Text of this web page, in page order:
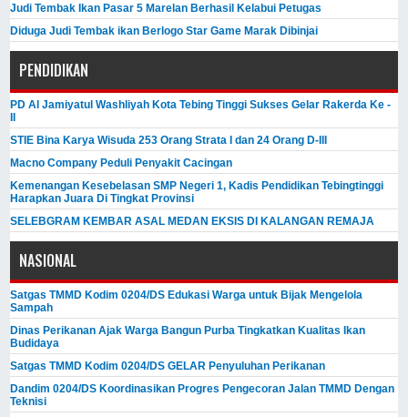
Judi Tembak Ikan Pasar 5 Marelan Berhasil Kelabui Petugas
Diduga Judi Tembak ikan Berlogo Star Game Marak Dibinjai
PENDIDIKAN
PD Al Jamiyatul Washliyah Kota Tebing Tinggi Sukses Gelar Rakerda Ke -
STIE Bina Karya Wisuda 253 Orang Strata I dan 24 Orang D-III
Macno Company Peduli Penyakit Cacingan
Kemenangan Kesebelasan SMP Negeri 1, Kadis Pendidikan Tebingtinggi
Harapkan Juara Di Tingkat Provinsi
SELEBGRAM KEMBAR ASAL MEDAN EKSIS DI KALANGAN REMAJA
NASIONAL
Satgas TMMD Kodim 0204/DS Edukasi Warga untuk Bijak Mengelola
Sampah
Dinas Perikanan Ajak Warga Bangun Purba Tingkatkan Kualitas Ikan
Budidaya
Satgas TMMD Kodim 0204/DS GELAR Penyuluhan Perikanan
Dandim 0204/DS Koordinasikan Progres Pengecoran Jalan TMMD Dengan
Teknisi